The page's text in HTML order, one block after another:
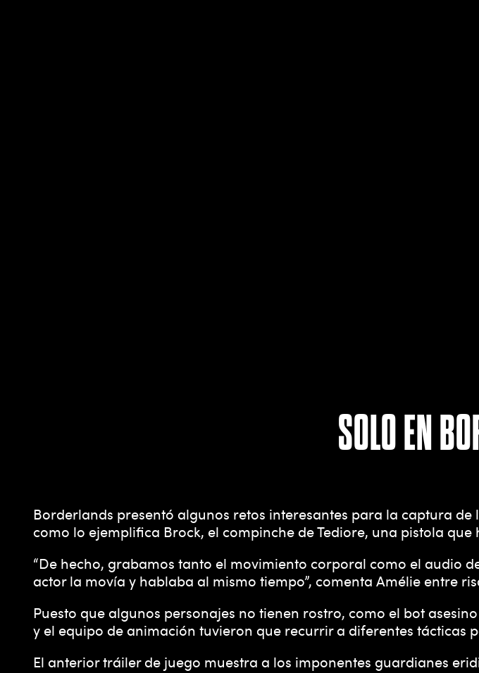
e
p
t
&
SOLO EN
Borderlands presentó algunos retos interesantes para la captura
como lo ejemplifica Brock, el compinche de Tediore, una pistola que
“De hecho, grabamos tanto el movimiento corporal como el audio
actor la movía y hablaba al mismo tiempo”, comenta Amélie entre
Puesto que algunos personajes no tienen rostro, como el bot
y el equipo de animación tuvieron que recurrir a diferentes
El anterior tráiler de juego muestra a los imponentes guardianes